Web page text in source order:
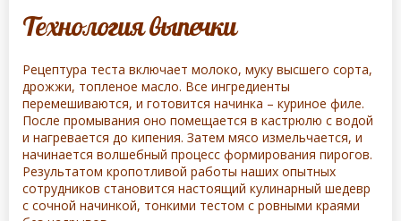
Технология выпечки
Рецептура теста включает молоко, муку высшего сорта,
дрожжи, топленое масло. Все ингредиенты
перемешиваются, и готовится начинка – куриное филе.
После промывания оно помещается в кастрюлю с водой
и нагревается до кипения. Затем мясо измельчается, и
начинается волшебный процесс формирования пирогов.
Результатом кропотливой работы наших опытных
сотрудников становится настоящий кулинарный шедевр
с сочной начинкой, тонкими тестом с ровными краями